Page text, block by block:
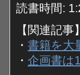
読書時間:
【関連記事】
・ 書籍を大
・ 企画書は